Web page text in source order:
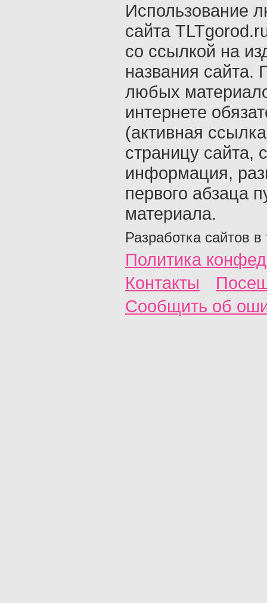
Использование
сайта
со ссылкой на
названия сайта.
любых
интернете
(активная
страницу сайта,
информация,
первого абзаца
материала.
Разработка сайтов в
Политика
Контакты
Сообщить об